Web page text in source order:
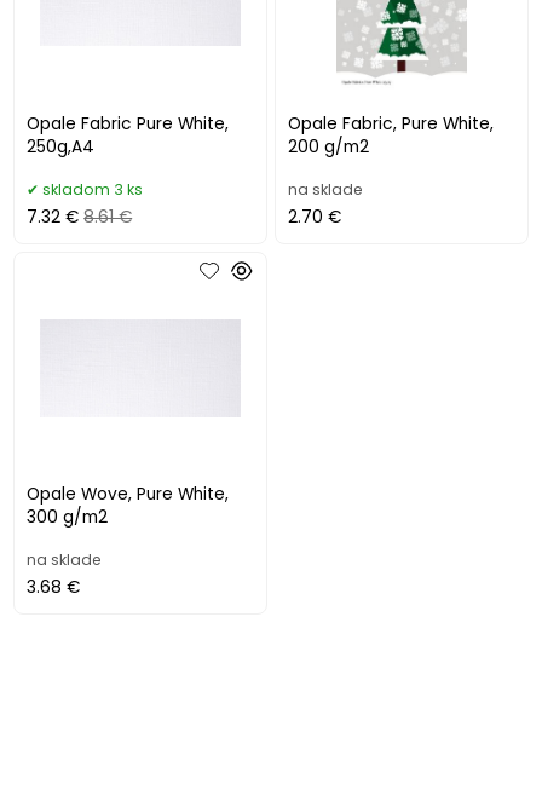
Opale Fabric Pure White,
250g,A4
skladom 3 ks
7.32 € 8.61 €
Opale Fabric, Pure White,
200 g/m2
na sklade
2.70 €
Opale Wove, Pure White,
300 g/m2
na sklade
3.68 €